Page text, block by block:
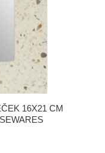
16X21 CM